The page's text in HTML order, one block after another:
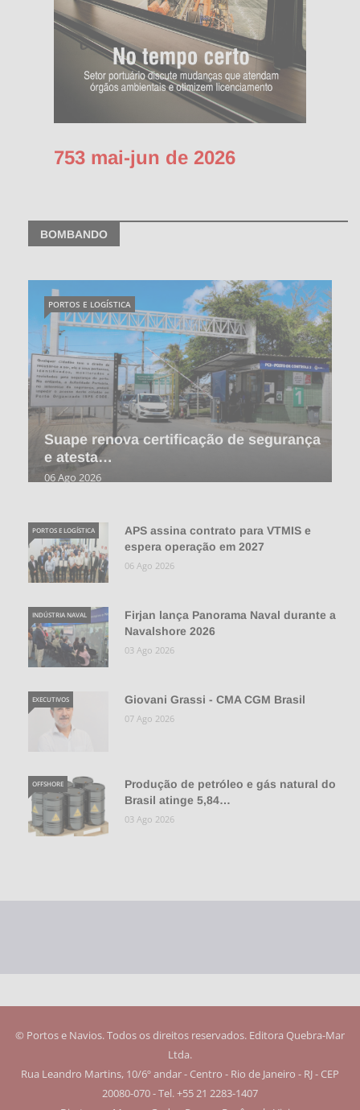
753 mai-jun de 2026
BOMBANDO
Suape renova certificação de segurança
e atesta…
06 Ago 2026
PORTOS E LOGÍSTICA
APS assina contrato para VTMIS e
espera operação em 2027
PORTOS E LOGÍSTICA
06 Ago 2026
Firjan lança Panorama Naval durante a
Navalshore 2026
INDÚSTRIA NAVAL
03 Ago 2026
Giovani Grassi - CMA CGM Brasil
EXECUTIVOS
07 Ago 2026
Produção de petróleo e gás natural do
Brasil atinge 5,84…
OFFSHORE
03 Ago 2026
© Portos e Navios. Todos os direitos reservados. Editora Quebra-Mar
Ltda.
Rua Leandro Martins, 10/6º andar - Centro - Rio de Janeiro - RJ - CEP
20080-070 - Tel. +55 21 2283-1407